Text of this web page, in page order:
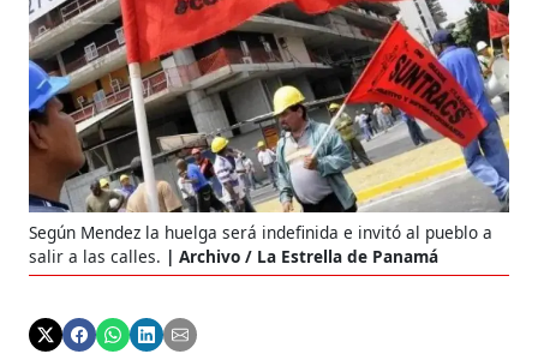
Según Mendez la huelga será indefinida e invitó al pueblo a
salir a las calles.
Archivo / La Estrella de Panamá